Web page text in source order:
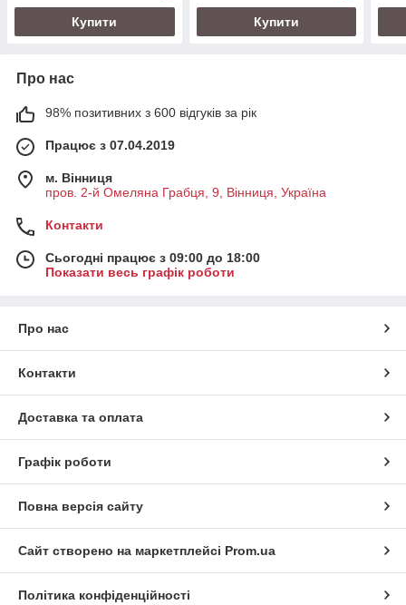
Купити Купити
Про нас
98% позитивних з 600 відгуків за рік
Працює з 07.04.2019
м. Вінниця
пров. 2-й Омеляна Грабця, 9, Вінниця, Україна
Контакти
Сьогодні працює з 09:00 до 18:00
Показати весь графік роботи
Про нас
Контакти
Доставка та оплата
Графік роботи
Повна версія сайту
Сайт створено на маркетплейсі Prom.ua
Політика конфіденційності